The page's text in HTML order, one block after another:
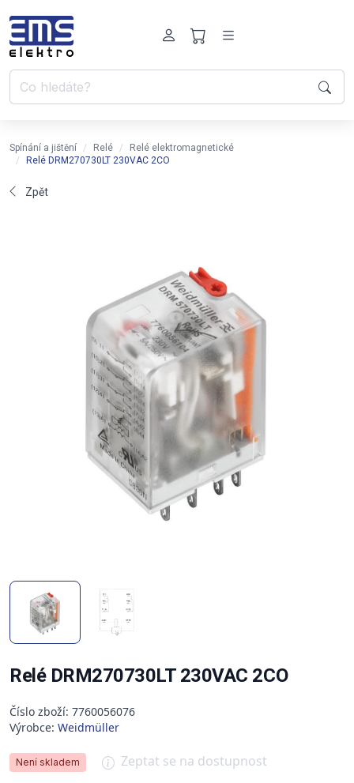
Spínání a jištění Relé
Relé elektromagnetické
Relé DRM270730LT 230VAC 2CO
Zpět
Relé DRM270730LT 230VAC 2CO
Číslo zboží: 7760056076
Výrobce: Weidmüller
Není skladem Zeptat se na dostupnost